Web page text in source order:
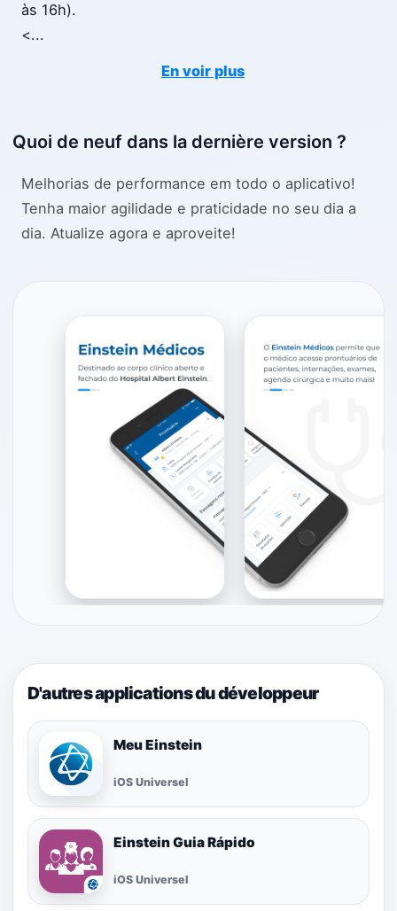
às 16h).
<...
En voir plus
Quoi de neuf dans la dernière version ?
Melhorias de performance em todo o aplicativo!
Tenha maior agilidade e praticidade no seu dia a
dia. Atualize agora e aproveite!
D'autres applications du développeur
Meu Einstein
iOS Universel
Einstein Guia Rápido
iOS Universel